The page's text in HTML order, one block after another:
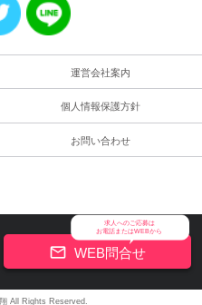
運営会社案内
個人情報保護方針
お問い合わせ
求人へのご応募は
お電話またはWEBから
 WEB問合せ
All Rights Reserved.